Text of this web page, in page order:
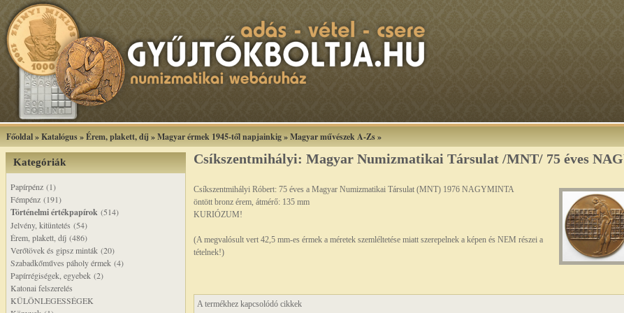
Főoldal»Katalógus»Érem, plakett, díj »Magyar érmek 1945-től napjainkig»Magyar művészek A-Zs»
Kategóriák
Papírpénz (1)
Fémpénz (191)
Történelmi értékpapírok (514)
Jelvény, kitüntetés (54)
Érem, plakett, díj (486)
Verőtövek és gipsz minták (20)
Szabadkőműves páholy érmek (4)
Papírrégiségek, egyebek (2)
Katonai felszerelés
KÜLÖNLEGESSÉGEK
Csíkszentmihályi: Magyar Numizmatikai Társulat /MNT/ 75 éves
Csíkszentmihályi Róbert: 75 éves a Magyar Numizmatikai Társulat (MNT) 1976 NAGYMINTA
öntött bronz érem, átmérő: 135 mm
KURIÓZUM!
(A megvalósult vert 42,5 mm-es érmek a méretek szemléltetése miatt szerepelnek a képen és NEM részei a
tételnek!)
A termékhez kapcsolódó cikkek